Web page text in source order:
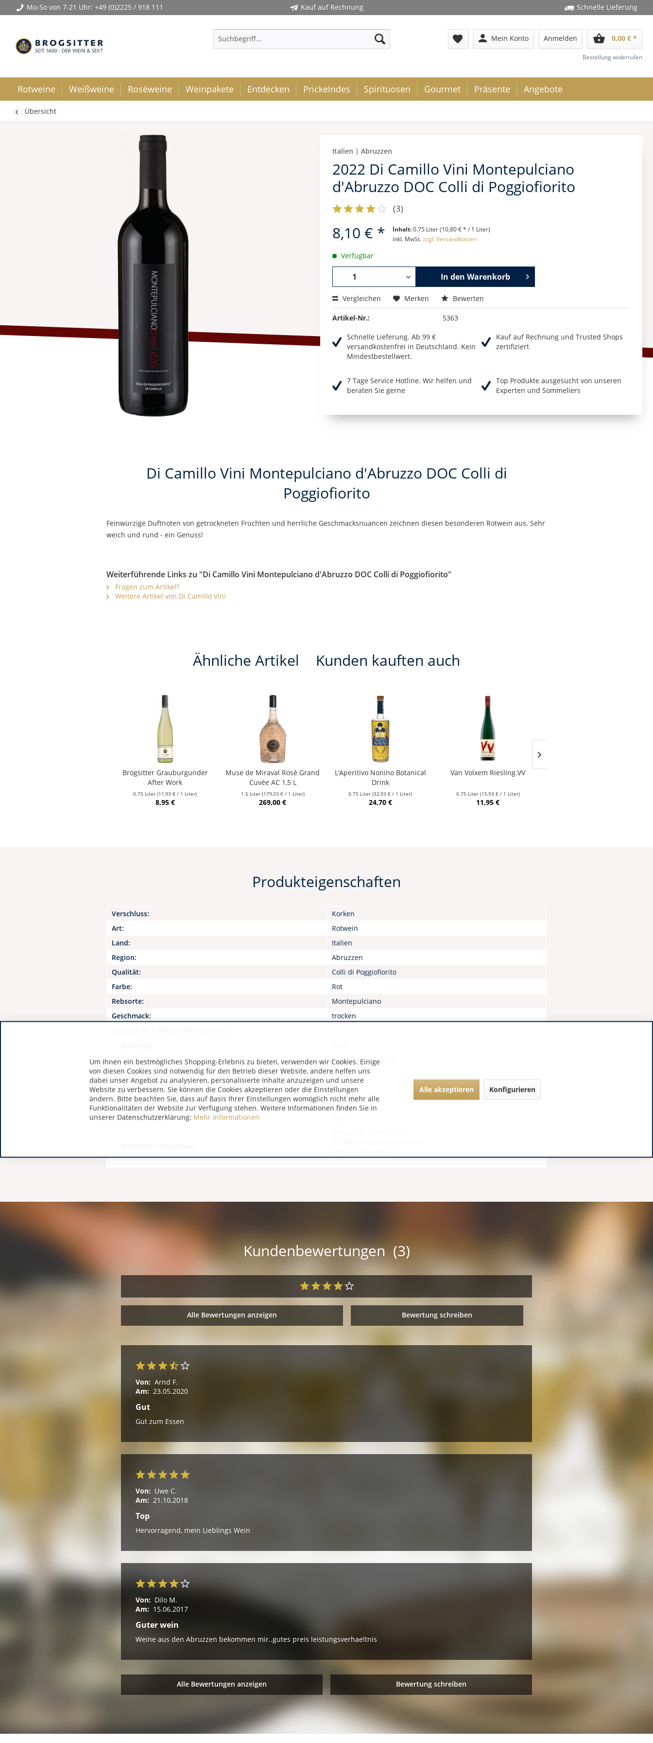
Mo-So von 7-21 Uhr: +49 (0)2225 / 918 111 Kauf auf Rechnung Schnelle Lieferung
favorite person Mein Konto Anmelden shopping_basket 0,00 € *
Bestellung widerrufen
Rotweine Weißweine Roséweine Weinpakete Entdecken Prickelndes Spirituosen Gourmet Präsente Angebote
Übersicht
Italien | Abruzzen
2022 Di Camillo Vini Montepulciano
d'Abruzzo DOC Colli di Poggiofiorito
(3)
8,10 € * Inhalt:0.75 Liter (10,80 € * / 1 Liter)
inkl. MwSt.zzgl. Versandkosten
Verfügbar
In den Warenkorb
Vergleichen Merken Bewerten
Artikel-Nr.: 5363
Schnelle Lieferung. Ab 99 €
versandkostenfrei in Deutschland. Kein
Mindestbestellwert.
Kauf auf Rechnung und Trusted Shops
zertifiziert
7 Tage Service Hotline. Wir helfen und
beraten Sie gerne
Top Produkte ausgesucht von unseren
Experten und Sommeliers
Di Camillo Vini Montepulciano d'Abruzzo DOC Colli di
Poggiofiorito
Feinwürzige Duftnoten von getrockneten Früchten und herrliche Geschmacksnuancen zeichnen diesen besonderen Rotwein aus. Sehr
weich und rund - ein Genuss!
Weiterführende Links zu "Di Camillo Vini Montepulciano d'Abruzzo DOC Colli di Poggiofiorito"
Fragen zum Artikel?
Weitere Artikel von Di Camillo Vini
Ähnliche Artikel Kunden kauften auch
Brogsitter Grauburgunder
After Work
0.75 Liter(11,93 € / 1 Liter)
8,95 €
Muse de Miraval Rosé Grand
Cuvée AC 1,5 L
1.5 Liter (179,33 € / 1 Liter)
269,00 €
L‘Aperitivo Nonino Botanical
Drink
0.75 Liter(32,93 € / 1 Liter)
24,70 €
Van Volxem Riesling VV
0.75 Liter (15,93 € / 1 Liter)
11,95 €
Produkteigenschaften
Verschluss:
Korken
Art:
Rotwein
Land:
Italien
Region:
Abruzzen
Qualität:
Colli di Poggiofiorito
Farbe:
Rot
Rebsorte:
Montepulciano
Geschmack:
trocken
Lagerfähigkeit:
Lagerfähig bis 2027
Alkoholgehalt:
0,00
Art / Bezeichnung:
580
Restzucker:
0,00
Säuregehalt:
Kundenbewertungen (3)
Alle Bewertungen anzeigen Bewertung schreiben
Von: Arnd F.
Am: 23.05.2020
Gut
Gut zum Essen
Von: Uwe C.
Am: 21.10.2018
Top
Hervorragend, mein Lieblings Wein
Von: Dilo M.
Am: 15.06.2017
Guter wein
Weine aus den Abruzzen bekommen mir..gutes preis leistungsverhaeltnis
Alle Bewertungen anzeigen Bewertung schreiben
Um Ihnen ein bestmögliches Shopping-Erlebnis zu bieten, verwenden wir Cookies. Einige
von diesen Cookies sind notwendig für den Betrieb dieser Website, andere helfen uns
dabei unser Angebot zu analysieren, personalisierte Inhalte anzuzeigen und unsere
Website zu verbessern. Sie können die Cookies akzeptieren oder die Einstellungen
ändern. Bitte beachten Sie, dass auf Basis Ihrer Einstellungen womöglich nicht mehr alle
Funktionalitäten der Website zur Verfügung stehen. Weitere Informationen finden Sie in
unserer Datenschutzerklärung: Mehr Informationen
Alle akzeptieren Konfigurieren